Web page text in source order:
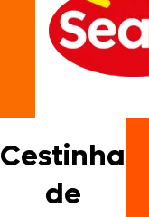
Cestinha
de